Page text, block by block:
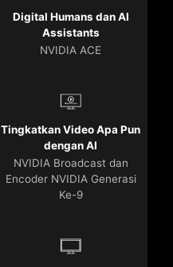
Digital Humans dan AI
Assistants
NVIDIA ACE
Tingkatkan Video Apa Pun
dengan AI
NVIDIA Broadcast dan
Encoder NVIDIA Generasi
Ke-9